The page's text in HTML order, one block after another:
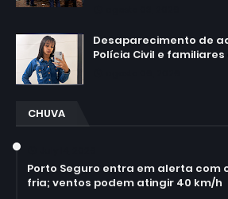
Desaparecimento de
Polícia Civil e familiares
CHUVA
Porto Seguro entra em alerta
fria; ventos podem atingir 40 km/h